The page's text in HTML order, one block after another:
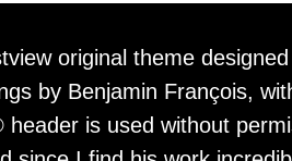
original theme
by Benjamin François,
header is used without